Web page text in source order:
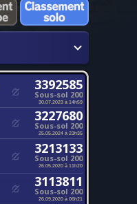
3392585
Sous-sol 200
30.07.2023 à 14h59
3227680
Sous-sol 200
25.05.2024 à 23h35
3213133
Sous-sol 200
26.05.2020 à 11h20
3113811
Sous-sol 200
26.09.2020 à 06h21